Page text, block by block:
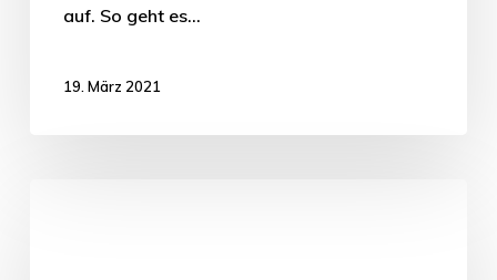
auf. So geht es…
19. März 2021